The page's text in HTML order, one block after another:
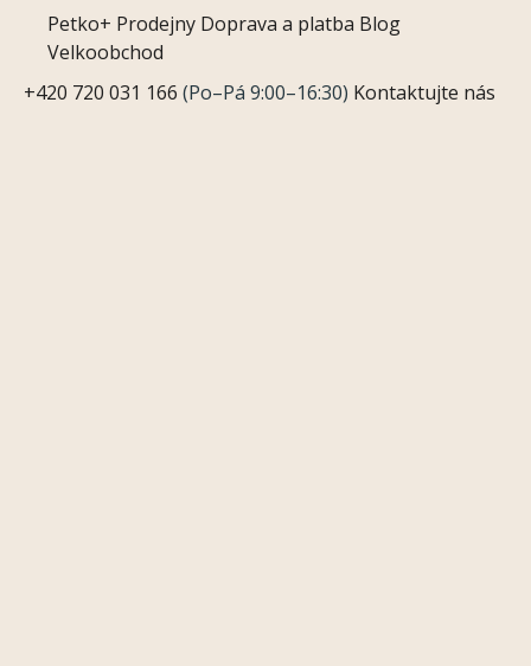
Petko+ Prodejny Doprava a platba Blog
Velkoobchod
+420 720 031 166 (Po–Pá 9:00–16:30) Kontaktujte nás